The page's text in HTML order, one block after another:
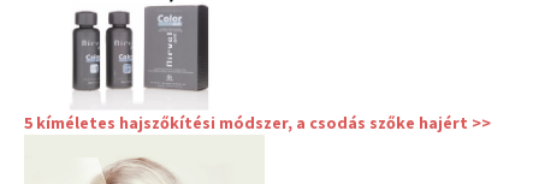
5 kíméletes hajszőkítési módszer, a csodás szőke hajért >>